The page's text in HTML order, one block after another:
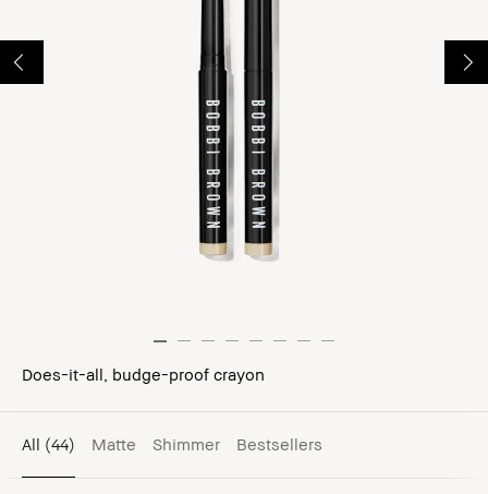
Does-it-all, budge-proof crayon
All (44) Matte Shimmer Bestsellers